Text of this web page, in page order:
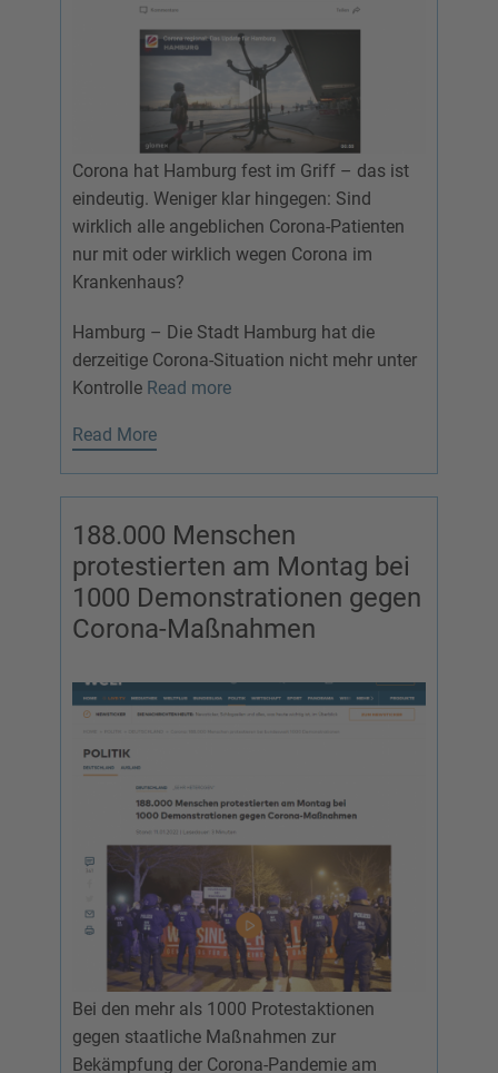
Corona hat Hamburg fest im Griff – das ist
eindeutig. Weniger klar hingegen: Sind
wirklich alle angeblichen Corona-Patienten
nur mit oder wirklich wegen Corona im
Krankenhaus?
Hamburg – Die Stadt Hamburg hat die
derzeitige Corona-Situation nicht mehr unter
Kontrolle Read more
Read More
188.000 Menschen
protestierten am Montag bei
1000 Demonstrationen gegen
Corona-Maßnahmen
Bei den mehr als 1000 Protestaktionen
gegen staatliche Maßnahmen zur
Bekämpfung der Corona-Pandemie am